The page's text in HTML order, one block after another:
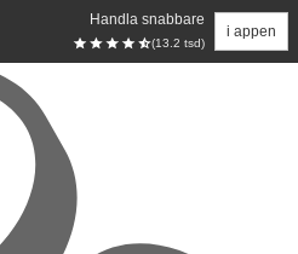
Handla snabbare
(13.2 tsd)
i appen